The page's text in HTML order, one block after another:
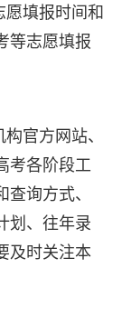
填报时间和
等志愿填报
官方网站、
考各阶段工
询方式、
划、往年录
及时关注本